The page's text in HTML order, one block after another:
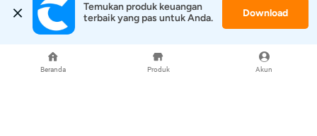
Beranda Produk Akun
© 2026 Cermati. All Rights Reserved.
Temukan produk keuangan
terbaik yang pas untuk Anda.
Download